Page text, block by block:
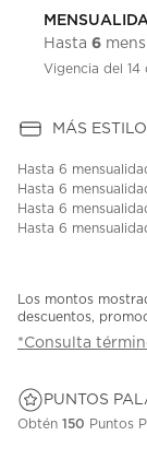
Hasta 6
Vigencia del 14
MÁS
Hasta 6
Hasta 6
Hasta 6
Hasta 6
Los montos
descuentos,
*Consulta
PUNTOS
Obtén 150 Puntos